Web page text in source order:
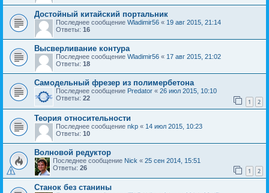
Достойный китайский портальник
Последнее сообщение Wladimir56 « 19 авг 2015, 21:14
Ответы: 16
Высверливание контура
Последнее сообщение Wladimir56 « 17 авг 2015, 21:02
Ответы: 18
Самодельный фрезер из полимербетона
Последнее сообщение Predator « 26 июл 2015, 10:10
Ответы: 22 1 2
Теория относительности
Последнее сообщение nkp « 14 июл 2015, 10:23
Ответы: 10
Волновой редуктор
Последнее сообщение Nick « 25 сен 2014, 15:51
Ответы: 26 1 2
Станок без станины